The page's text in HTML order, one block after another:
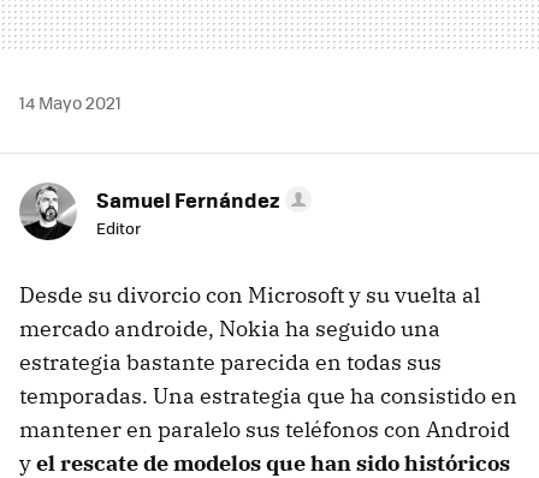
14 Mayo 2021
Samuel Fernández
Editor
Desde su divorcio con Microsoft y su vuelta al
mercado androide, Nokia ha seguido una
estrategia bastante parecida en todas sus
temporadas. Una estrategia que ha consistido en
mantener en paralelo sus teléfonos con Android
yel rescate de modelos que han sido históricos